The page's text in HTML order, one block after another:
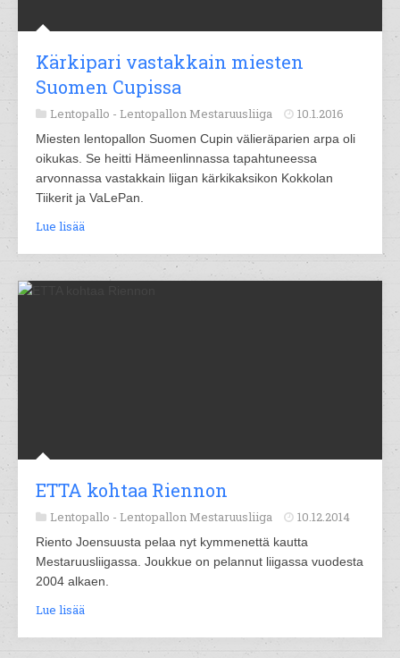
Kärkipari vastakkain miesten
Suomen Cupissa
Lentopallo - Lentopallon Mestaruusliiga 10.1.2016
Miesten lentopallon Suomen Cupin välieräparien arpa oli
oikukas. Se heitti Hämeenlinnassa tapahtuneessa
arvonnassa vastakkain liigan kärkikaksikon Kokkolan
Tiikerit ja VaLePan.
Lue lisää
ETTA kohtaa Riennon
Lentopallo - Lentopallon Mestaruusliiga 10.12.2014
Riento Joensuusta pelaa nyt kymmenettä kautta
Mestaruusliigassa. Joukkue on pelannut liigassa vuodesta
2004 alkaen.
Lue lisää